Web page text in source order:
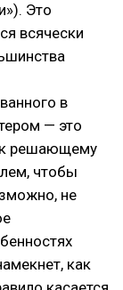
Это
всячески
в
— это
к решающему
чтобы
не
как